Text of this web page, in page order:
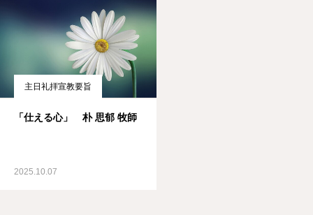
主日礼拝宣教要旨
「仕える心」 朴 思郁 牧師
2025.10.07